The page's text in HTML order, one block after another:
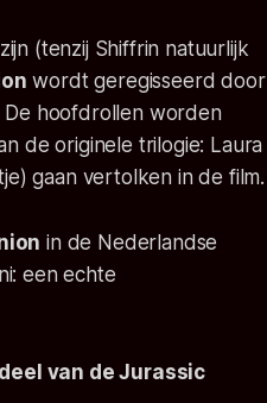
(tenzij Shiffrin natuurlijk
wordt geregisseerd door
De hoofdrollen worden
de originele trilogie: Laura
gaan vertolken in de film.
in de Nederlandse
een echte
van deJurassic